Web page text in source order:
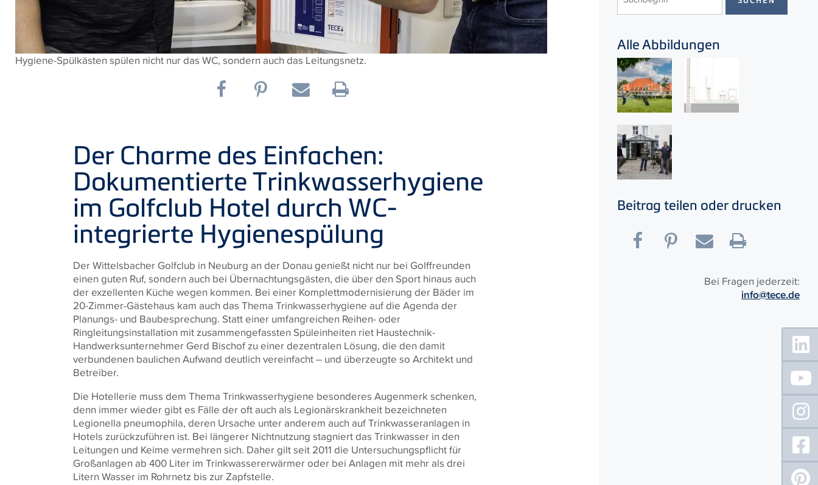
Hygiene-Spülkästen spülen nicht nur das WC, sondern auch das Leitungsnetz.
Der Charme des Einfachen:
Dokumentierte Trinkwasserhygiene
im Golfclub Hotel durch WC-
integrierte Hygienespülung
Der Wittelsbacher Golfclub in Neuburg an der Donau genießt nicht nur bei Golffreunden
einen guten Ruf, sondern auch bei Übernachtungsgästen, die über den Sport hinaus auch
der exzellenten Küche wegen kommen. Bei einer Komplettmodernisierung der Bäder im
20-Zimmer-Gästehaus kam auch das Thema Trinkwasserhygiene auf die Agenda der
Planungs- und Baubesprechung. Statt einer umfangreichen Reihen- oder
Ringleitungsinstallation mit zusammengefassten Spüleinheiten riet Haustechnik-
Handwerksunternehmer Gerd Bischof zu einer dezentralen Lösung, die den damit
verbundenen baulichen Aufwand deutlich vereinfacht – und überzeugte so Architekt und
Betreiber.
Die Hotellerie muss dem Thema Trinkwasserhygiene besonderes Augenmerk schenken,
denn immer wieder gibt es Fälle der oft auch als Legionärskrankheit bezeichneten
Legionella pneumophila, deren Ursache unter anderem auch auf Trinkwasseranlagen in
Hotels zurückzuführen ist. Bei längerer Nichtnutzung stagniert das Trinkwasser in den
Leitungen und Keime vermehren sich. Daher gilt seit 2011 die Untersuchungspflicht für
Großanlagen ab 400 Liter im Trinkwassererwärmer oder bei Anlagen mit mehr als drei
Litern Wasser im Rohrnetz bis zur Zapfstelle.
Alle Abbildungen
Beitrag teilen oder drucken
Bei Fragen jederzeit:
info@tece.de
Floating